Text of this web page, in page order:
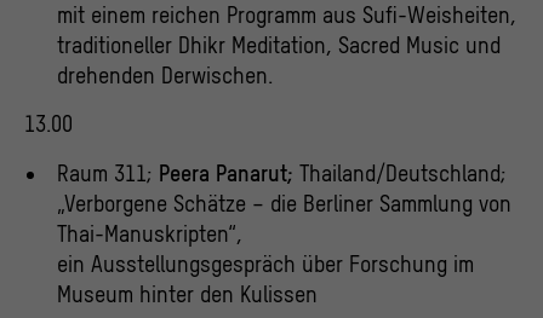
mit einem reichen Programm aus Sufi-Weisheiten,
traditioneller Dhikr Meditation, Sacred Music und
drehenden Derwischen.
13.00
Raum 311; Peera Panarut; Thailand/Deutschland;
„Verborgene Schätze – die Berliner Sammlung von
Thai-Manuskripten“,
ein Ausstellungsgespräch über Forschung im
Museum hinter den Kulissen